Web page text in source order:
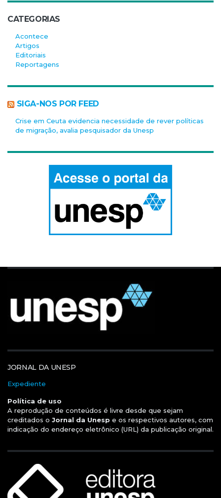
CATEGORIAS
Acontece
Artigos
Editoriais
Reportagens
SIGA-NOS POR FEED
Crise em Ceuta evidencia necessidade de rever políticas
de migração, avalia pesquisador da Unesp
JORNAL DA UNESP
Expediente
Política de uso
A reprodução de conteúdos é livre desde que sejam
creditados o Jornal da Unesp e os respectivos autores, com
indicação do endereço eletrônico (URL) da publicação original.